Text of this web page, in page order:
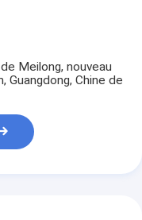
Meilong, nouveau
Guangdong, Chine de